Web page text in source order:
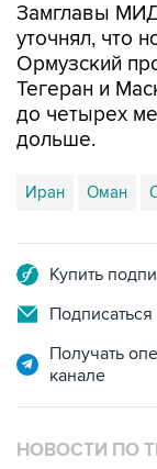
Замглавы
уточнял, что
Ормузский
Тегеран и
до четырех
дольше.
Иран Оман
Купить
Получать
канале
НОВОСТИ ПО